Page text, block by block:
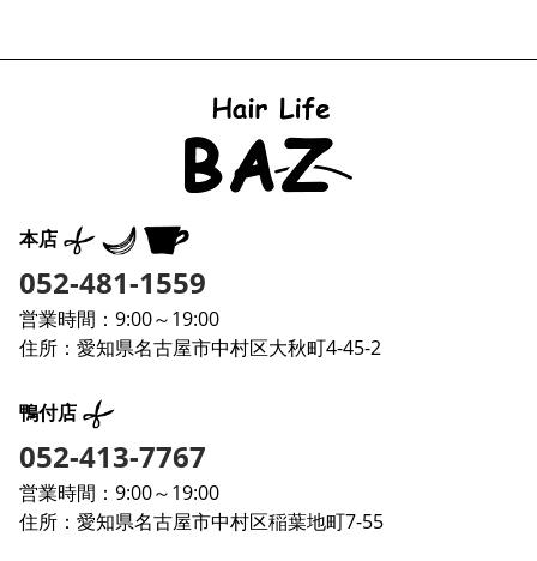
本店
052-481-1559
営業時間：9:00～19:00
住所：愛知県名古屋市中村区大秋町4-45-2
鴨付店
052-413-7767
営業時間：9:00～19:00
住所：愛知県名古屋市中村区稲葉地町7-55